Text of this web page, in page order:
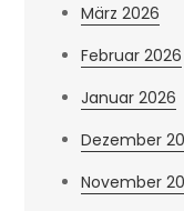
März 2026
Februar 2026
Januar 2026
Dezember
November